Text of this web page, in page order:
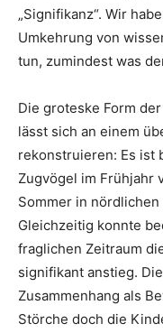
„Signifikanz“. Wir
Umkehrung von
tun, zumindest was
Die groteske Form
lässt sich an einem
rekonstruieren: Es ist
Zugvögel im Frühjahr
Sommer in
Gleichzeitig konnte
fraglichen Zeitraum
signifikant anstieg.
Zusammenhang als
Störche doch die